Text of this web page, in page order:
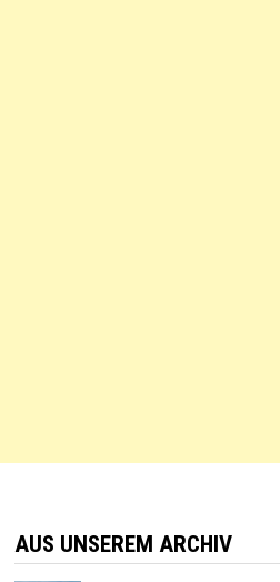
AUS UNSEREM ARCHIV